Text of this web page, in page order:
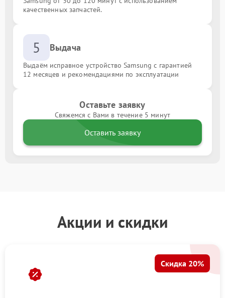
качественных запчастей.
5 Выдача
Выдаём исправное устройство Samsung с гарантией
12 месяцев и рекомендациями по эксплуатации
Оставьте заявку
Свяжемся с Вами в течение 5 минут
Оставить заявку
Акции и скидки
Скидка 20%